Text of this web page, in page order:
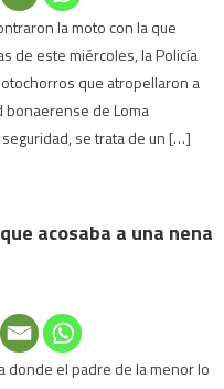
la moto con la que
de este miércoles, la Policía
que atropellaron a
bonaerense de Loma
se trata de un […]
acosaba a una nena
donde el padre de la menor lo